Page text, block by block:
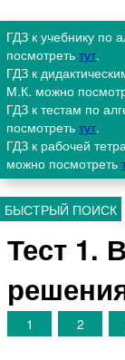
ГДЗ к учебнику по
посмотреть тут.
ГДЗ к
М.К. можно
ГДЗ к тестам по
посмотреть тут.
ГДЗ к рабочей
можно посмотреть
БЫСТРЫЙ ПОИСК
Тест 1.
1 2